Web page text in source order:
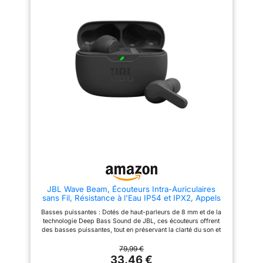
communications. 【Autonomie】
Jusqu’à 37 heures d’écoute
continue avec l’étui de recharge,
suffisant pour tous vos besoins
quotidiens.
【Personnalisation】5
préréglages EQ commutables
rapidement. Un égaliseur
manuel vous permet de régler
biofibre à haute amplitude.
【Ecouteurs Bluetooth 5.4】
Équipés de la dernière puce
BT5.4 pour une consommation
d'énergie réduite et des
vitesses de transmission plus
rapides.
de 60 ms】Prend en charge
des protocoles de transmission
des écouteurs travaillent
environnant.
【Configuration sans effort】
mono et stéréo, vous permettant
de partager les écouteurs avec
ajustement sûr avec différents
JBL Wave Beam, Écouteurs Intra-Auriculaires
sans Fil, Résistance à l'Eau IP54 et IPX2, Appels
Mains Libres et Batterie à Autonomie de 32
heures, en Noir
Basses puissantes : Dotés de haut-parleurs de 8 mm et de la
technologie Deep Bass Sound de JBL, ces écouteurs offrent
des basses puissantes, tout en préservant la clarté du son et
et 24 dans le boîtier, en plus d'une fonction de chargement
rapide pour deux heures supplémentaires après seulement 10
79,99 €
33,46 €